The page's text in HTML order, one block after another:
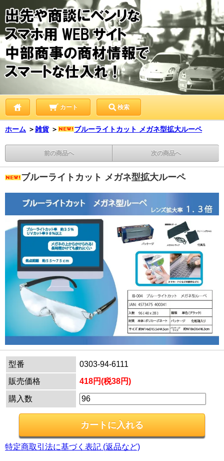
カート 検索
ホーム ＞雑貨 ＞ ブルーライトカット メガネ型拡大ルーペ
前の商品へ 次の商品へ
ブルーライトカット メガネ型拡大ルーペ
型番
0303-94-6111
販売価格
418円(税38円)
購入数
特定商取引法に基づく表記 (返品など)